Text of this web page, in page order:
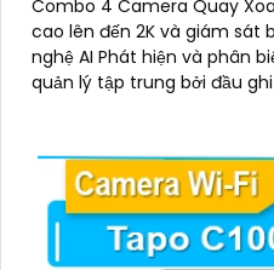
Combo 4 Camera Quay
cao lên đến 2K và giám sát
nghệ AI Phát hiện và phân
quản lý tập trung bởi đầu ghi